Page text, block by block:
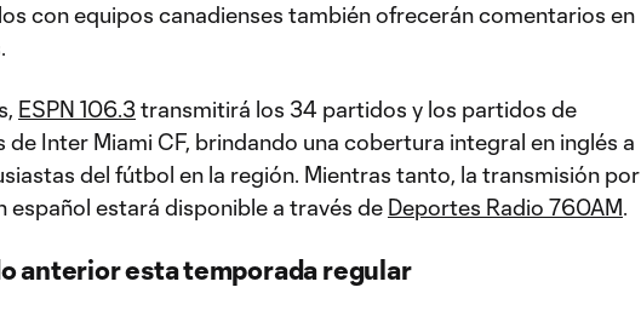
con equipos canadienses también ofrecerán comentarios en
ESPN 106.3 transmitirá los 34 partidos y los partidos de
de Inter Miami CF, brindando una cobertura integral en inglés a
del fútbol en la región. Mientras tanto, la transmisión por
español estará disponible a través de Deportes Radio 760AM.
anterior esta temporada regular